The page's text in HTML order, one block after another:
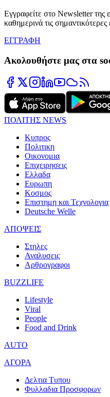
Εγγραφείτε στο Newsletter της
καθημερινά τις
ΕΓΓΡΑΦΗ
Ακολουθήστε μας στα
ΠΟΛΙΤΗΣ NEWS
Κυπρος
Πολιτικη
Οικονομια
Επιχειρησεις
Ελλαδα
Ευρωπη
Κοσμος
Επιστημη και Τεχνολογια
Deutsche Welle
ΑΠΟΨΕΙΣ
Στηλες
Αναλυσεις
Αρθρογραφοι
BUZZLIFE
Lifestyle
Viral
People
Food and Drink
AUTO
ΑΓΟΡΑ
Δελτια Τυπου
Φυλλαδια Προσφορων